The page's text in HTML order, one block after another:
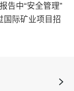
告中“安全管理”
国际矿业项目招